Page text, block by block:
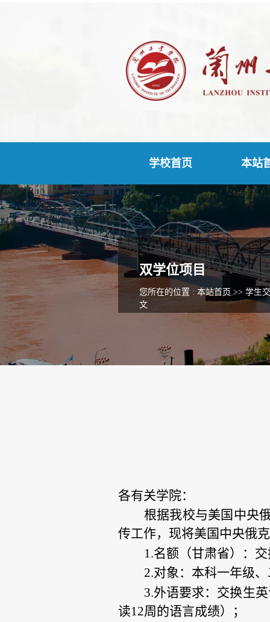
学校首页 本站
双学位项目
您所在的位置 : 本站首页 >> 学生
文
各有关学院：
根据我校与美国中央
传工作，现将美国中央俄
1.名额（甘肃省）：
2.对象：本科一年级
3.外语要求：交换生
读12周的语言成绩）；